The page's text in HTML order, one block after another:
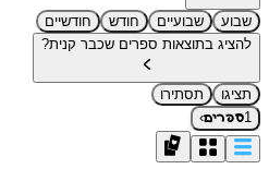
שבוע שבועיים חודש
חודשיים
להציג בתוצאות ספרים שכבר קנית?
תציגו
תסתירו
1ספרים›